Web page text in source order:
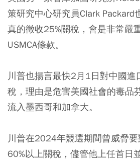
策研究中心研究員Clark Packard
真的徵收25%關稅，會是非常嚴
USMCA條款。
川普也揚言最快2月1日對中國進
稅，理由是危害美國社會的毒品
流入墨西哥和加拿大。
川普在2024年競選期間曾威脅
60%以上關稅，儘管他上任首日